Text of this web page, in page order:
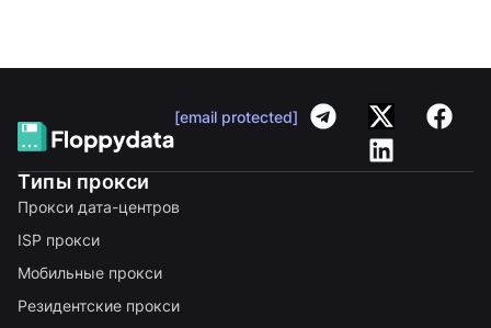
[email protected]
Типы прокси
Прокси дата-центров
ISP прокси
Мобильные прокси
Резидентские прокси